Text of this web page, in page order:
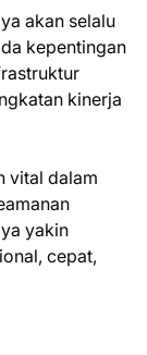
akan selalu
kepentingan
kinerja
vital dalam
yakin
cepat,